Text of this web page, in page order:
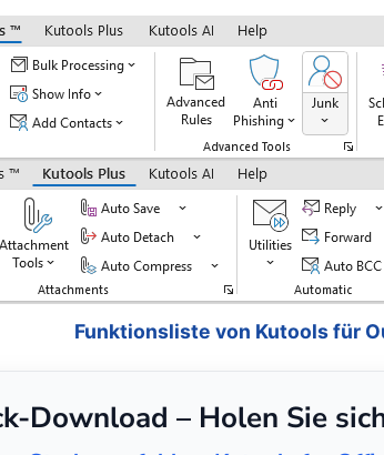
Funktionsliste von Kutools für
Download – Holen Sie